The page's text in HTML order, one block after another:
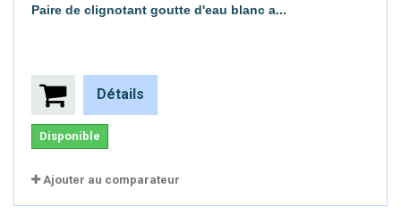
Paire de clignotant goutte d'eau blanc a...
Détails
Disponible
Ajouter au comparateur